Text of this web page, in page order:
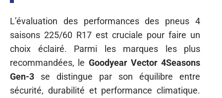
L’évaluation des performances des pneus 4
saisons 225/60 R17 est cruciale pour faire un
choix éclairé. Parmi les marques les plus
recommandées, le Goodyear Vector 4Seasons
Gen-3 se distingue par son équilibre entre
sécurité, durabilité et performance climatique.